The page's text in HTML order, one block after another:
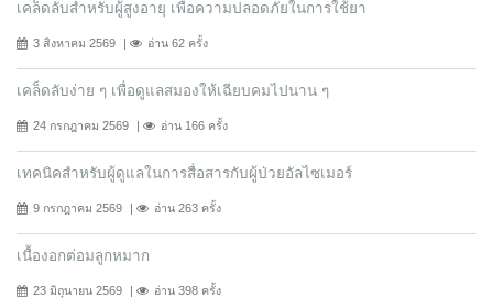
เคล็ดลับสำหรับผู้สูงอายุ เพื่อความปลอดภัยในการใช้ยา
3 สิงหาคม 2569 อ่าน 62 ครั้ง
เคล็ดลับง่าย ๆ เพื่อดูแลสมองให้เฉียบคมไปนาน ๆ
24 กรกฎาคม 2569 อ่าน 166 ครั้ง
เทคนิคสำหรับผู้ดูแลในการสื่อสารกับผู้ป่วยอัลไซเมอร์
9 กรกฎาคม 2569 อ่าน 263 ครั้ง
เนื้องอกต่อมลูกหมาก
23 มิถุนายน 2569 อ่าน 398 ครั้ง